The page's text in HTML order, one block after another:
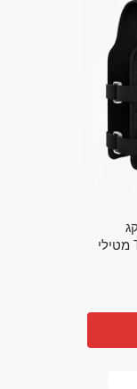
וסט משקולות אפוד עם משקל 30 קג
מתכוונן מקצועי TRAINING VEST מטילי